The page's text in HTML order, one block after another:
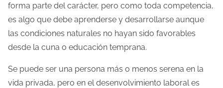
forma parte del carácter, pero como toda competencia,
es algo que debe aprenderse y desarrollarse aunque
las condiciones naturales no hayan sido favorables
desde la cuna o educación temprana.
Se puede ser una persona más o menos serena en la
vida privada, pero en el desenvolvimiento laboral es